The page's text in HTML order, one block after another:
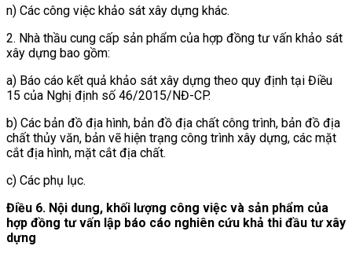
n) Các công việc khảo sát xây dựng khác.
2. Nhà thầu cung cấp sản phẩm của hợp đồng tư vấn khảo sát
xây dựng bao gồm:
a) Báo cáo kết quả khảo sát xây dựng theo quy định tại Điều
15 của Nghị định số 46/2015/NĐ-CP.
b) Các bản đồ địa hình, bản đồ địa chất công trình, bản đồ địa
chất thủy văn, bản vẽ hiện trạng công trình xây dựng, các mặt
cắt địa hình, mặt cắt địa chất.
c) Các phụ lục.
Điều 6. Nội dung, khối lượng công việc và sản phẩm của
hợp đồng tư vấn lập báo cáo nghiên cứu khả thi đầu tư xây
dựng